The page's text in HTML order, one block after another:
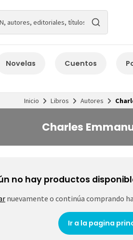
Novelas Cuentos
Inicio Libros Autores
Charles
no hay productos
nuevamente o continúa comprando
Ir a la pagina